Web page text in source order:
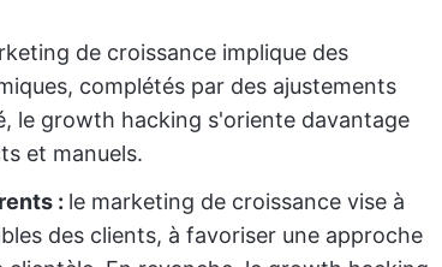
de croissance implique des
complétés par des ajustements
le growth hacking s'oriente davantage
et manuels.
: le marketing de croissance vise à
des clients, à favoriser une approche